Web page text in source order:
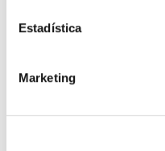
Estadística
Marketing
Opiniones